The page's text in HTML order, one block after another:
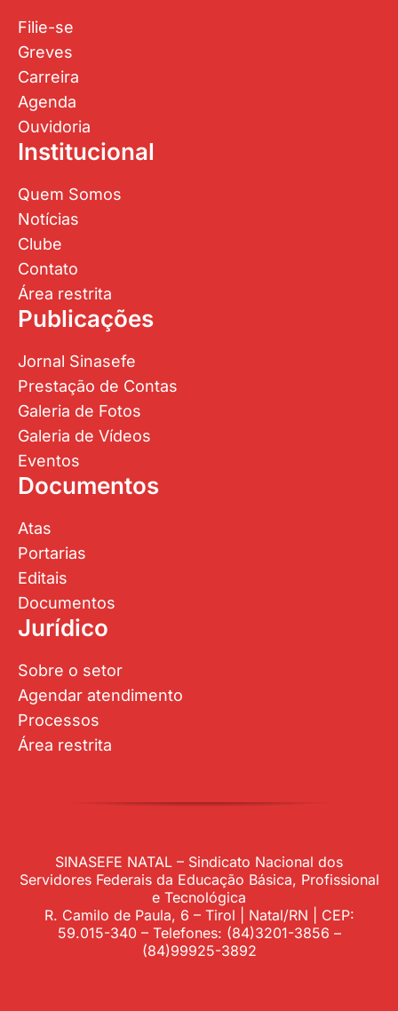
Filie-se
Greves
Carreira
Agenda
Ouvidoria
Institucional
Quem Somos
Notícias
Clube
Contato
Área restrita
Publicações
Jornal Sinasefe
Prestação de Contas
Galeria de Fotos
Galeria de Vídeos
Eventos
Documentos
Atas
Portarias
Editais
Documentos
Jurídico
Sobre o setor
Agendar atendimento
Processos
Área restrita
SINASEFE NATAL – Sindicato Nacional dos
Servidores Federais da Educação Básica, Profissional
e Tecnológica
R. Camilo de Paula, 6 – Tirol | Natal/RN | CEP:
59.015-340 – Telefones: (84)3201-3856 –
(84)99925-3892